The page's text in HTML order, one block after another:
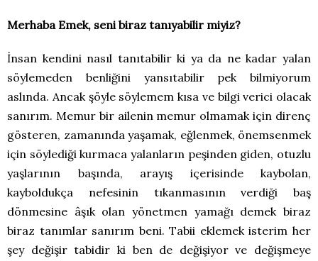
Merhaba Emek, seni biraz tanıyabilir miyiz?
İnsan kendini nasıl tanıtabilir ki ya da ne kadar yalan
söylemeden benliğini yansıtabilir pek bilmiyorum
aslında. Ancak şöyle söylemem kısa ve bilgi verici olacak
sanırım. Memur bir ailenin memur olmamak için direnç
gösteren, zamanında yaşamak, eğlenmek, önemsenmek
için söylediği kurmaca yalanların peşinden giden, otuzlu
yaşlarının başında, arayış içerisinde kaybolan,
kayboldukça nefesinin tıkanmasının verdiği baş
dönmesine âşık olan yönetmen yamağı demek biraz
biraz tanımlar sanırım beni. Tabii eklemek isterim her
şey değişir tabidir ki ben de değişiyor ve değişmeye